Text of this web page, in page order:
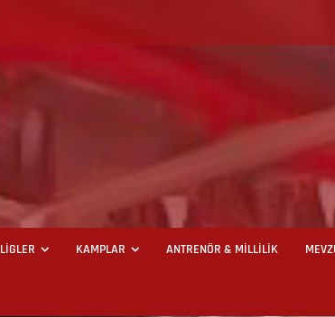
LİGLER KAMPLAR ANTRENÖR & MİLLİLİK